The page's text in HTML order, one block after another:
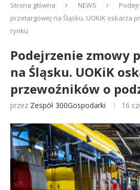
Strona główna NEWS
przetargowej na Śląsku. UOKiK oskarża
rynku
Podejrzenie zmowy
na Śląsku. UOKiK
przewoźników o
przez Zespół 300Gospodarki 16